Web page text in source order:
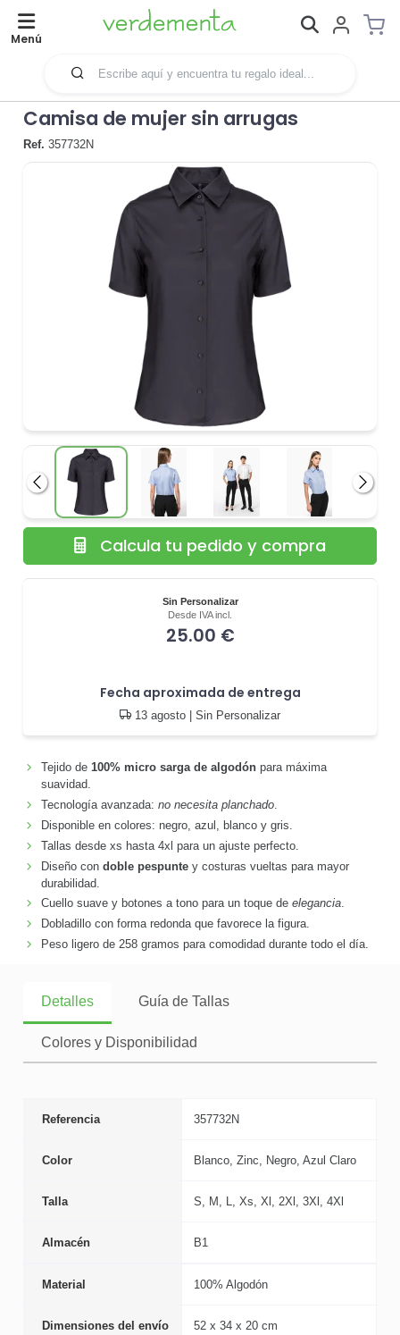
Menú
Camisa de mujer sin arrugas
Ref. 357732N
Anterior
Sin Personalizar
Desde IVA incl.
25.00 €
Fecha aproximada de entrega
13 agosto | Sin Personalizar
Calcula tu pedido y compra
Tejido de 100% micro sarga de algodónpara máxima
suavidad.
Tecnología avanzada: no necesita planchado.
Disponible en colores: negro, azul, blanco y gris.
Tallas desde xs hasta 4xl para un ajuste perfecto.
Diseño con doble pespuntey costuras vueltas para mayor
durabilidad.
Cuello suave y botones a tono para un toque de elegancia.
Dobladillo con forma redonda que favorece la figura.
Peso ligero de 258 gramos para comodidad durante todo el día.
Detalles Guía de Tallas
Colores y Disponibilidad
Referencia 357732N
Color Blanco, Zinc, Negro, Azul Claro
Talla S, M, L, Xs, Xl, 2Xl, 3Xl, 4Xl
Almacén B1
Material 100% Algodón
Dimensiones del envío 52 x 34 x 20 cm